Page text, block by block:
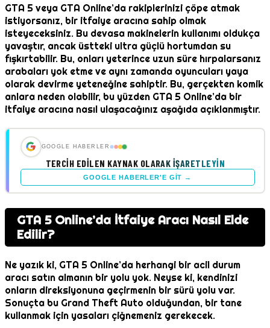
GTA 5 veya GTA Online’da rakiplerinizi çöpe atmak
istiyorsanız, bir itfaiye aracına sahip olmak
isteyeceksiniz. Bu devasa makinelerin kullanımı oldukça
yavaştır, ancak üstteki ultra güçlü hortumdan su
fışkırtabilir. Bu, onları yeterince uzun süre hırpalarsanız
arabaları yok etme ve aynı zamanda oyuncuları yaya
olarak devirme yeteneğine sahiptir. Bu, gerçekten komik
anlara neden olabilir, bu yüzden GTA 5 Online’da bir
itfaiye aracına nasıl ulaşacağınız aşağıda açıklanmıştır.
GOOGLE HABERLER
TERCIH EDILEN KAYNAK OLARAK İŞARETLEYIN
GOOGLE HABERLER'E GIT →
GTA 5 Online’da İtfaiye Aracı Nasıl Elde
Edilir?
Ne yazık ki, GTA 5 Online’da herhangi bir acil durum
aracı satın almanın bir yolu yok. Neyse ki, kendinizi
onların direksiyonuna geçirmenin bir sürü yolu var.
Sonuçta bu Grand Theft Auto olduğundan, bir tane
kullanmak için yasaları çiğnemeniz gerekecek.